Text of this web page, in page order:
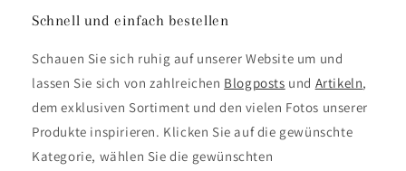
Schnell und einfach bestellen
Schauen Sie sich ruhig auf unserer Website um und
lassen Sie sich von zahlreichen Blogposts und Artikeln,
dem exklusiven Sortiment und den vielen Fotos unserer
Produkte inspirieren. Klicken Sie auf die gewünschte
Kategorie, wählen Sie die gewünschten